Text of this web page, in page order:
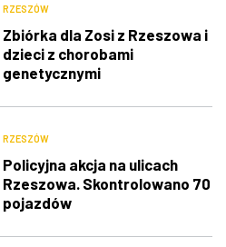
RZESZÓW
Zbiórka dla Zosi z Rzeszowa i
dzieci z chorobami
genetycznymi
RZESZÓW
Policyjna akcja na ulicach
Rzeszowa. Skontrolowano 70
pojazdów